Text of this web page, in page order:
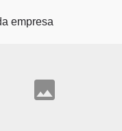
principal
empresa